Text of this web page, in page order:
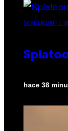
SCREENSHOT:
hace 38